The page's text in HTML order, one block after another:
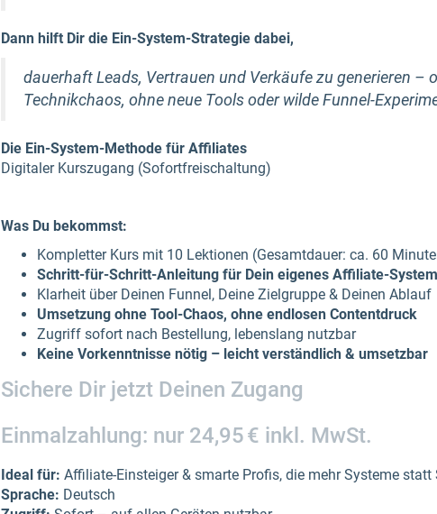
Dann hilft Dir die Ein-System-Strategie dabei,
dauerhaft Leads, Vertrauen und Verkäufe zu generieren
Technikchaos, ohne neue Tools oder wilde Funnel-
Die Ein-System-Methode für Affiliates
Digitaler Kurszugang (Sofortfreischaltung)
Was Du bekommst:
Kompletter Kurs mit 10 Lektionen (Gesamtdauer: ca. 60
Schritt-für-Schritt-Anleitung für Dein eigenes Affiliate-System
Klarheit über Deinen Funnel, Deine Zielgruppe & Deinen Ablauf
Umsetzung ohne Tool-Chaos, ohne endlosen Contentdruck
Zugriff sofort nach Bestellung, lebenslang nutzbar
Keine Vorkenntnisse nötig – leicht verständlich & umsetzbar
Sichere Dir jetzt Deinen Zugang
Einmalzahlung: nur 24,95 € inkl. MwSt.
Ideal für: Affiliate-Einsteiger & smarte Profis, die mehr Systeme statt
Sprache: Deutsch